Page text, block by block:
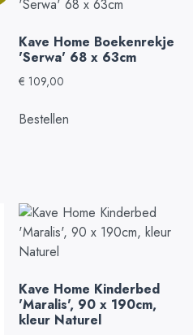
Kave Home Boekenrekje
'Serwa' 68 x 63cm
€ 109,00
Bestellen
Kave Home Kinderbed
'Maralis', 90 x 190cm,
kleur Naturel